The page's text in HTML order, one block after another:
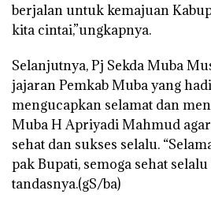
berjalan untuk kemajuan
kita cintai,”ungkapnya.
Selanjutnya, Pj Sekda Muba
jajaran Pemkab Muba yang
mengucapkan selamat dan
Muba H Apriyadi Mahmud
sehat dan sukses selalu.
pak Bupati, semoga sehat
tandasnya.(gS/ba)